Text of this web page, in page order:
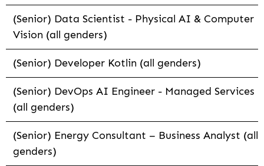
(Senior) Data Scientist - Physical AI & Computer
Vision (all genders)
(Senior) Developer Kotlin (all genders)
(Senior) DevOps AI Engineer - Managed Services
(all genders)
(Senior) Energy Consultant – Business Analyst (all
genders)